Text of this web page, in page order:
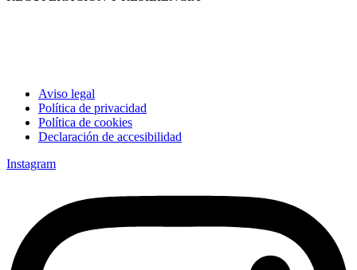
Aviso legal
Política de privacidad
Política de cookies
Declaración de accesibilidad
Instagram